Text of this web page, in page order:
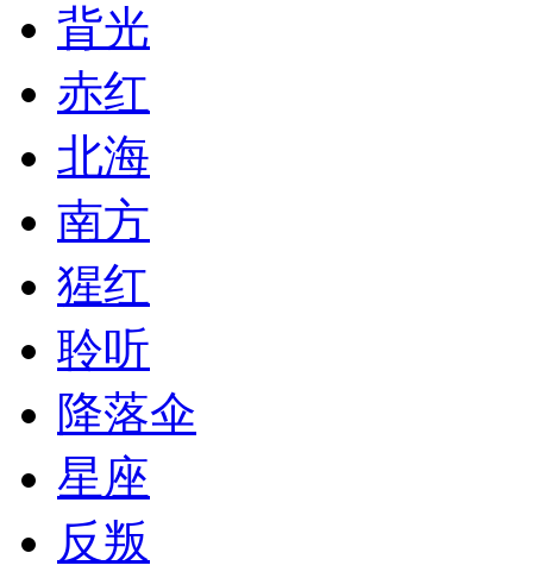
背光
赤红
北海
南方
猩红
聆听
降落伞
星座
反叛